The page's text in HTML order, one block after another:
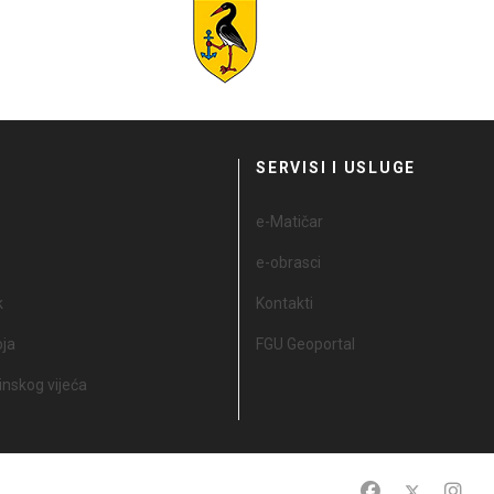
vijeća
SERVISI I USLUGE
e-Matičar
e-obrasci
Kontakti
FGU Geoportal